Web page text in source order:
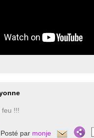
feu !!!
Posté par monje